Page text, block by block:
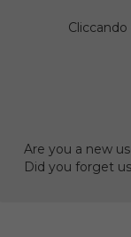
Are you a new
Did you forget